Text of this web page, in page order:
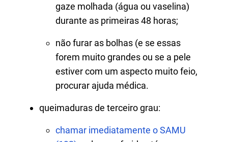
gaze molhada (água ou vaselina)
durante as primeiras 48 horas;
não furar as bolhas (e se essas
forem muito grandes ou se a pele
estiver com um aspecto muito feio,
procurar ajuda médica.
queimaduras de terceiro grau:
chamar imediatamente o SAMU